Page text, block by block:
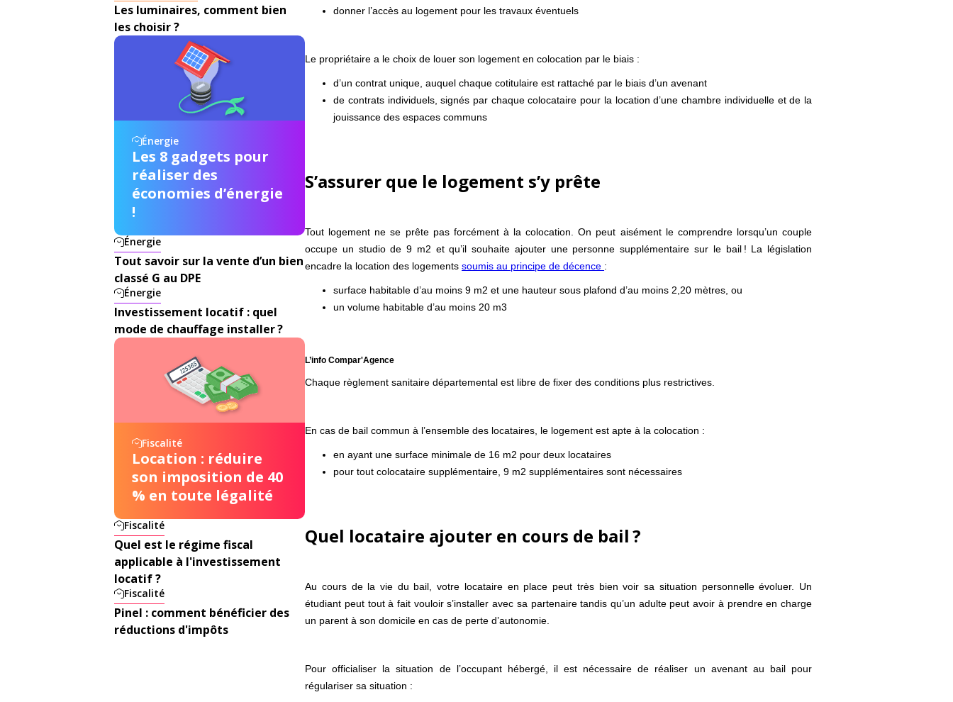
Les luminaires, comment bien
les choisir ?
Énergie
Les 8 gadgets pour
réaliser des
économies d’énergie
!
Énergie
Tout savoir sur la vente d’un bien
classé G au DPE
Énergie
Investissement locatif : quel
mode de chauffage installer ?
Fiscalité
Location : réduire
son imposition de 40
% en toute légalité
Fiscalité
Quel est le régime fiscal
applicable à l'investissement
locatif ?
Fiscalité
Pinel : comment bénéficier des
réductions d'impôts
donner l’accès au logement pour les travaux éventuels
Le propriétaire a le choix de louer son logement en colocation par le biais :
d’un contrat unique, auquel chaque cotitulaire est rattaché par le biais d’un avenant
de contrats individuels, signés par chaque colocataire pour la location d’une chambre individuelle et de la
jouissance des espaces communs
S’assurer que le logement s’y prête
Tout logement ne se prête pas forcément à la colocation. On peut aisément le comprendre lorsqu’un couple
occupe un studio de 9 m2 et qu’il souhaite ajouter une personne supplémentaire sur le bail ! La législation
encadre la location des logementssoumis au principe de décence :
surface habitable d’au moins 9 m2 et une hauteur sous plafond d’au moins 2,20 mètres, ou
un volume habitable d’au moins 20 m3
L’info Compar'Agence
Chaque règlement sanitaire départemental est libre de fixer des conditions plus restrictives.
En cas de bail commun à l’ensemble des locataires, le logement est apte à la colocation :
en ayant une surface minimale de 16 m2 pour deux locataires
pour tout colocataire supplémentaire, 9 m2 supplémentaires sont nécessaires
Quel locataire ajouter en cours de bail ?
Au cours de la vie du bail, votre locataire en place peut très bien voir sa situation personnelle évoluer. Un
étudiant peut tout à fait vouloir s’installer avec sa partenaire tandis qu’un adulte peut avoir à prendre en charge
un parent à son domicile en cas de perte d’autonomie.
Pour officialiser la situation de l’occupant hébergé, il est nécessaire de réaliser un avenant au bail pour
régulariser sa situation :